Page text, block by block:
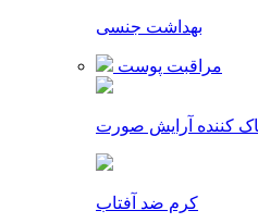
بهداشت جنسی
مراقبت پوست
کننده آرایش صورت
کرم ضد آفتاب